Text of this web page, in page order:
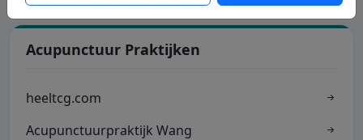
Acupunctuur Praktijken
heeltcg.com
Acupunctuurpraktijk Wang